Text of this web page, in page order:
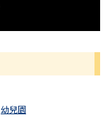
幼兒園